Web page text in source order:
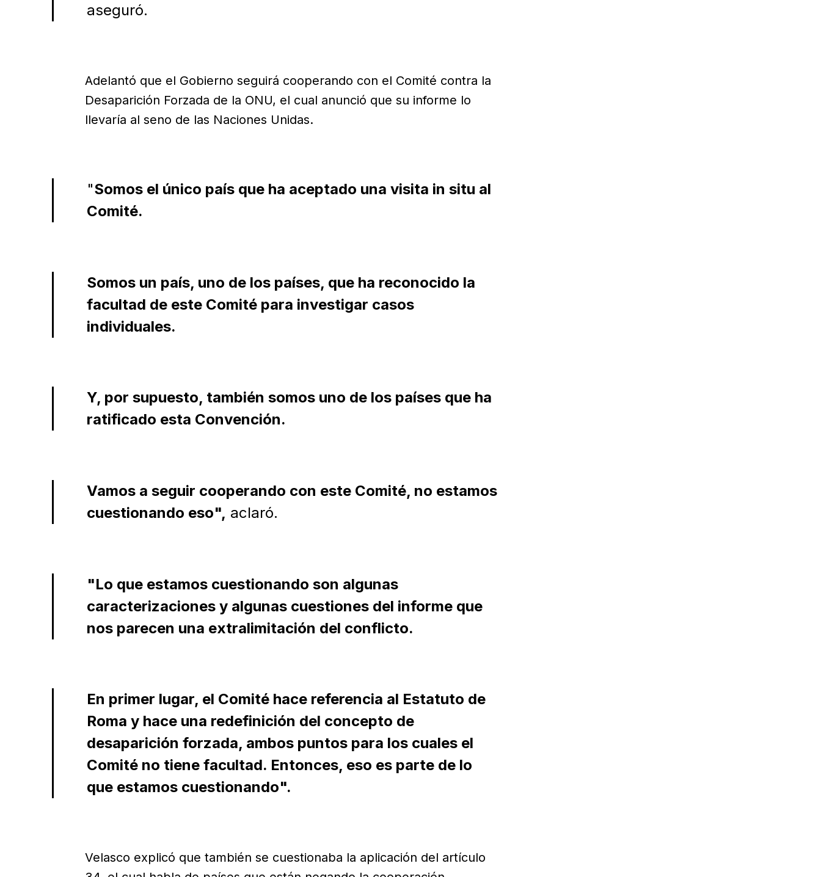
aseguró.
Adelantó que el Gobierno seguirá cooperando con el Comité contra la
Desaparición Forzada de la ONU, el cual anunció que su informe lo
llevaría al seno de las Naciones Unidas.
"Somos el único país que ha aceptado una visita in situ al
Comité.
Somos un país, uno de los países, que ha reconocido la
facultad de este Comité para investigar casos
individuales.
Y, por supuesto, también somos uno de los países que ha
ratificado esta Convención.
Vamos a seguir cooperando con este Comité, no estamos
cuestionando eso", aclaró.
"Lo que estamos cuestionando son algunas
caracterizaciones y algunas cuestiones del informe que
nos parecen una extralimitación del conflicto.
En primer lugar, el Comité hace referencia al Estatuto de
Roma y hace una redefinición del concepto de
desaparición forzada, ambos puntos para los cuales el
Comité no tiene facultad. Entonces, eso es parte de lo
que estamos cuestionando".
Velasco explicó que también se cuestionaba la aplicación del artículo